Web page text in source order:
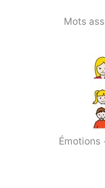
Mots
Émotions